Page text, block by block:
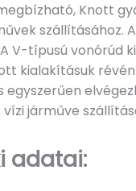
Knott
szállításához.
V-típusú
kialakításuk
járműve
adatai: